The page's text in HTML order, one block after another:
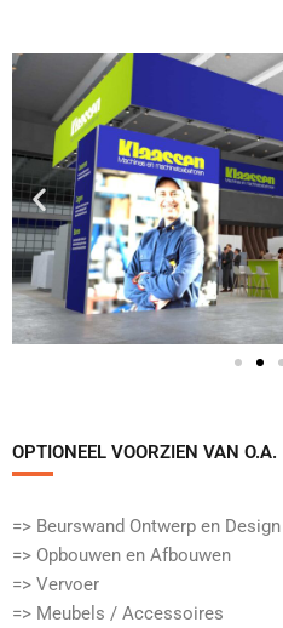
OPTIONEEL VOORZIEN VAN O.A.​
=> Beurswand Ontwerp en
=> Opbouwen en Afbouwen
=> Vervoer
=> Meubels / Accessoires